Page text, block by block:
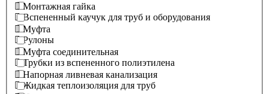
Вспененный каучук для труб и оборудования
Рулоны
Трубки из вспененного полиэтилена
Жидкая теплоизоляция для труб
Монтажная гайка
Муфта
Муфта соединительная
Напорная ливневая канализация